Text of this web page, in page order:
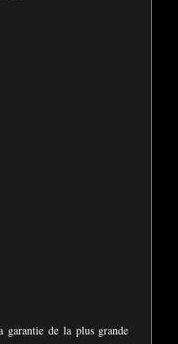
garantie de la plus grande